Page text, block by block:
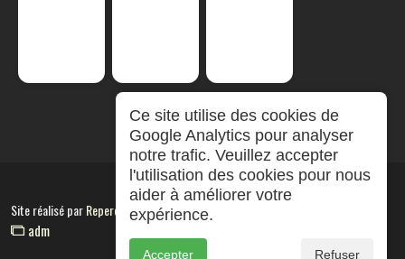
Site réalisé parRepereCom
adm
Ce site utilise des cookies de
Google Analytics pour analyser
notre trafic. Veuillez accepter
l'utilisation des cookies pour nous
aider à améliorer votre
expérience.
Accepter Refuser